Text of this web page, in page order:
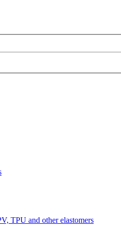
TPU and other elastomers